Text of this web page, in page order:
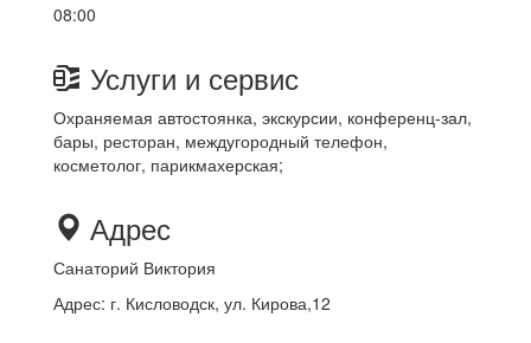
08:00
Услуги и сервис
Охраняемая автостоянка, экскурсии, конференц-зал,
бары, ресторан, междугородный телефон,
косметолог, парикмахерская;
Адрес
Санаторий Виктория
Адрес: г. Кисловодск, ул. Кирова,12